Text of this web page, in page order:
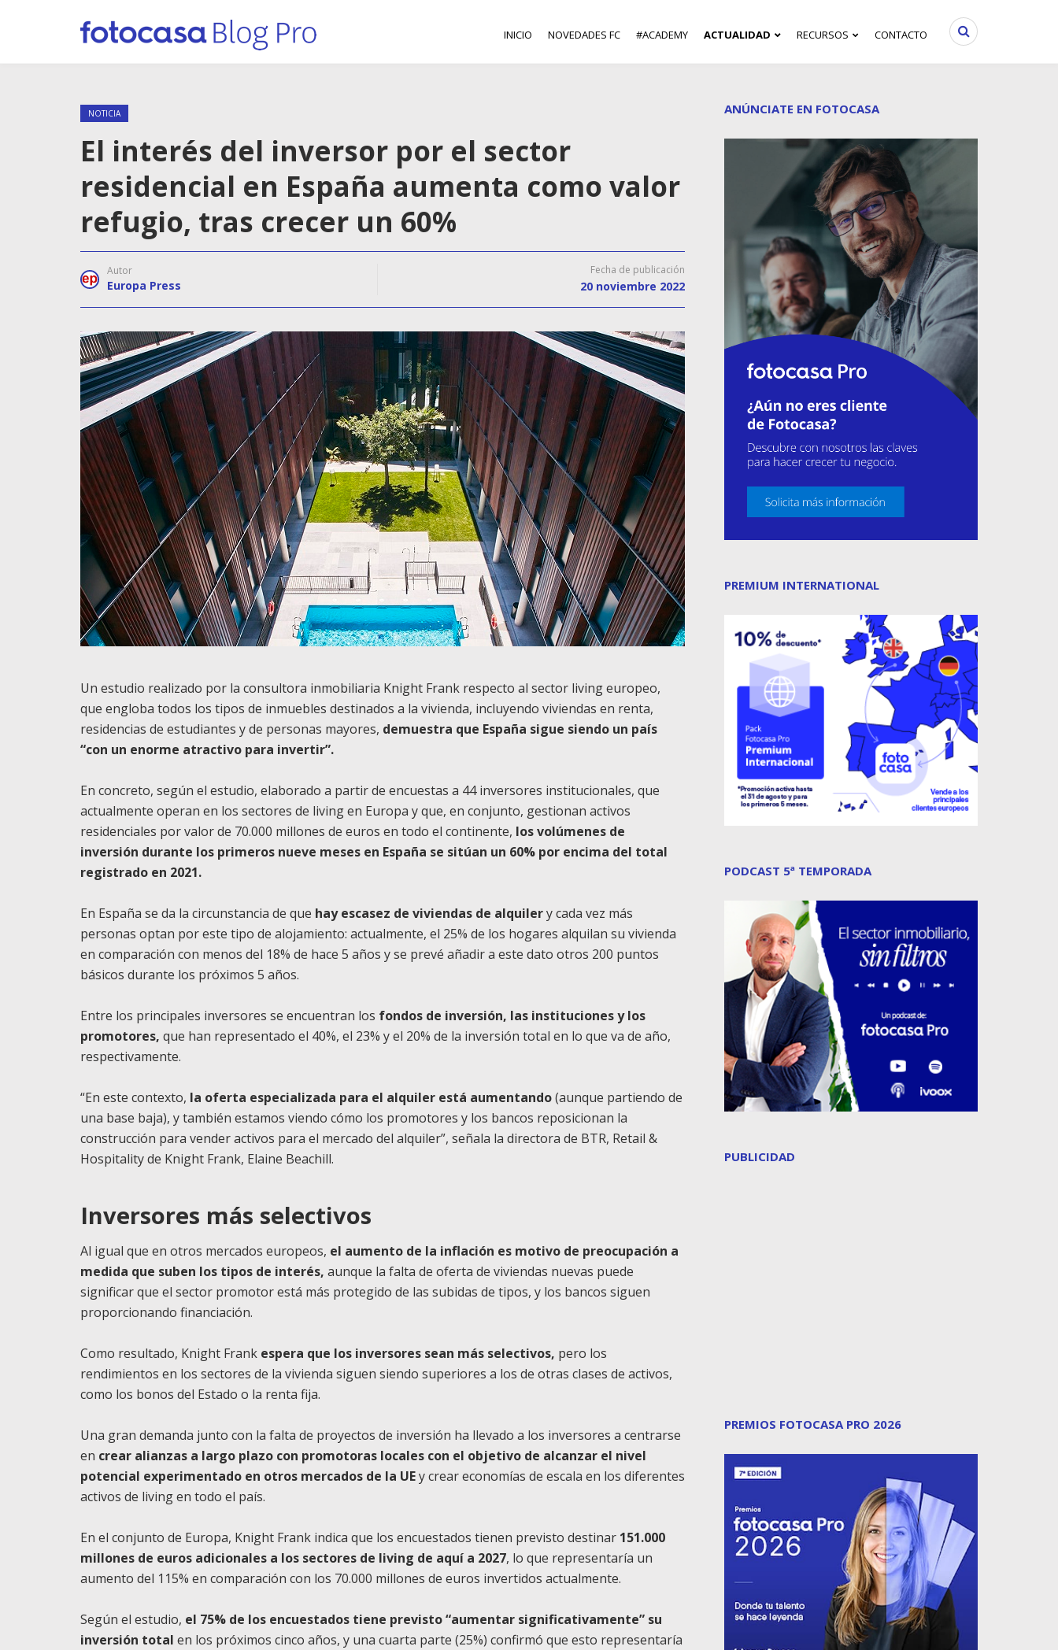
INICIO NOVEDADES FC #ACADEMY ACTUALIDAD RECURSOS CONTACTO
NOTICIA
El interés del inversor por el sector
residencial en España aumenta como valor
refugio, tras crecer un 60%
Autor
Europa Press
Fecha de publicación
20 noviembre 2022
Un estudio realizado por la consultora inmobiliaria Knight Frank respecto al sector living europeo,
que engloba todos los tipos de inmuebles destinados a la vivienda, incluyendo viviendas en renta,
residencias de estudiantes y de personas mayores, demuestra que España sigue siendo un país
“con un enorme atractivo para invertir”.
En concreto, según el estudio, elaborado a partir de encuestas a 44 inversores institucionales, que
actualmente operan en los sectores de living en Europa y que, en conjunto, gestionan activos
residenciales por valor de 70.000 millones de euros en todo el continente, los volúmenes de
inversión durante los primeros nueve meses en España se sitúan un 60% por encima del total
registrado en 2021.
En España se da la circunstancia de que hay escasez de viviendas de alquilery cada vez más
personas optan por este tipo de alojamiento: actualmente, el 25% de los hogares alquilan su vivienda
en comparación con menos del 18% de hace 5 años y se prevé añadir a este dato otros 200 puntos
básicos durante los próximos 5 años.
Entre los principales inversores se encuentran los fondos de inversión, las instituciones y los
promotores, que han representado el 40%, el 23% y el 20% de la inversión total en lo que va de año,
respectivamente.
“En este contexto, la oferta especializada para el alquiler está aumentando(aunque partiendo de
una base baja), y también estamos viendo cómo los promotores y los bancos reposicionan la
construcción para vender activos para el mercado del alquiler”, señala la directora de BTR, Retail &
Hospitality de Knight Frank, Elaine Beachill.
Inversores más selectivos
Al igual que en otros mercados europeos, el aumento de la inflación es motivo de preocupación a
medida que suben los tipos de interés, aunque la falta de oferta de viviendas nuevas puede
significar que el sector promotor está más protegido de las subidas de tipos, y los bancos siguen
proporcionando financiación.
Como resultado, Knight Frank espera que los inversores sean más selectivos, pero los
rendimientos en los sectores de la vivienda siguen siendo superiores a los de otras clases de activos,
como los bonos del Estado o la renta fija.
Una gran demanda junto con la falta de proyectos de inversión ha llevado a los inversores a centrarse
en crear alianzas a largo plazo con promotoras locales con el objetivo de alcanzar el nivel
potencial experimentado en otros mercados de la UEy crear economías de escala en los diferentes
activos de living en todo el país.
En el conjunto de Europa, Knight Frank indica que los encuestados tienen previsto destinar 151.000
millones de euros adicionales a los sectores de living de aquí a 2027, lo que representaría un
aumento del 115% en comparación con los 70.000 millones de euros invertidos actualmente.
Según el estudio, el 75% de los encuestados tiene previsto “aumentar significativamente” su
inversión total en los próximos cinco años, y una cuarta parte (25%) confirmó que esto representaría
ANÚNCIATE EN FOTOCASA
PREMIUM INTERNATIONAL
PODCAST 5ª TEMPORADA
PUBLICIDAD
PREMIOS FOTOCASA PRO 2026